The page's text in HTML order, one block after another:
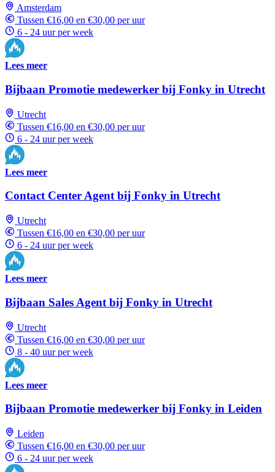
Amsterdam
Tussen €16,00 en €30,00 per uur
6 - 24 uur per week
Lees meer
Bijbaan Promotie medewerker bij Fonky in Utrecht
Utrecht
Tussen €16,00 en €30,00 per uur
6 - 24 uur per week
Lees meer
Contact Center Agent bij Fonky in Utrecht
Utrecht
Tussen €16,00 en €30,00 per uur
6 - 24 uur per week
Lees meer
Bijbaan Sales Agent bij Fonky in Utrecht
Utrecht
Tussen €16,00 en €30,00 per uur
8 - 40 uur per week
Lees meer
Bijbaan Promotie medewerker bij Fonky in Leiden
Leiden
Tussen €16,00 en €30,00 per uur
6 - 24 uur per week